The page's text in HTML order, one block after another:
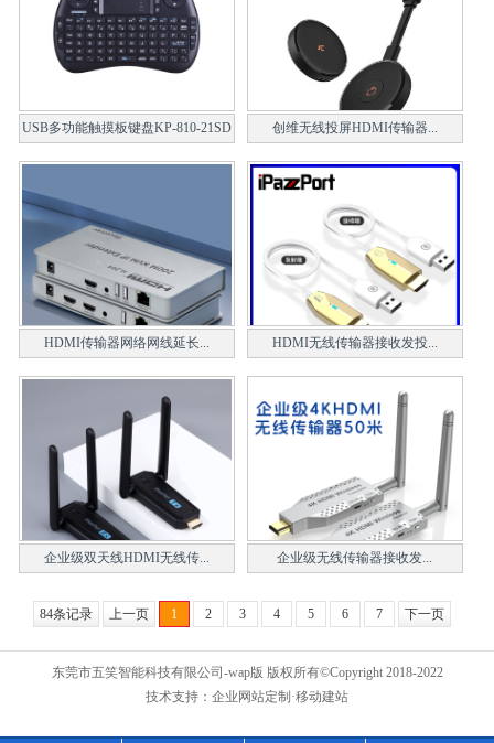
USB多功能触摸板键盘KP-810-21SD 创维无线投屏HDMI传输器...
HDMI传输器网络网线延长... HDMI无线传输器接收发投...
企业级双天线HDMI无线传... 企业级无线传输器接收发...
84条记录 上一页 1 2 3 4 5 6 7 下一页
东莞市五笑智能科技有限公司-wap版 版权所有©Copyright 2018-2022
技术支持： 企业网站定制·移动建站